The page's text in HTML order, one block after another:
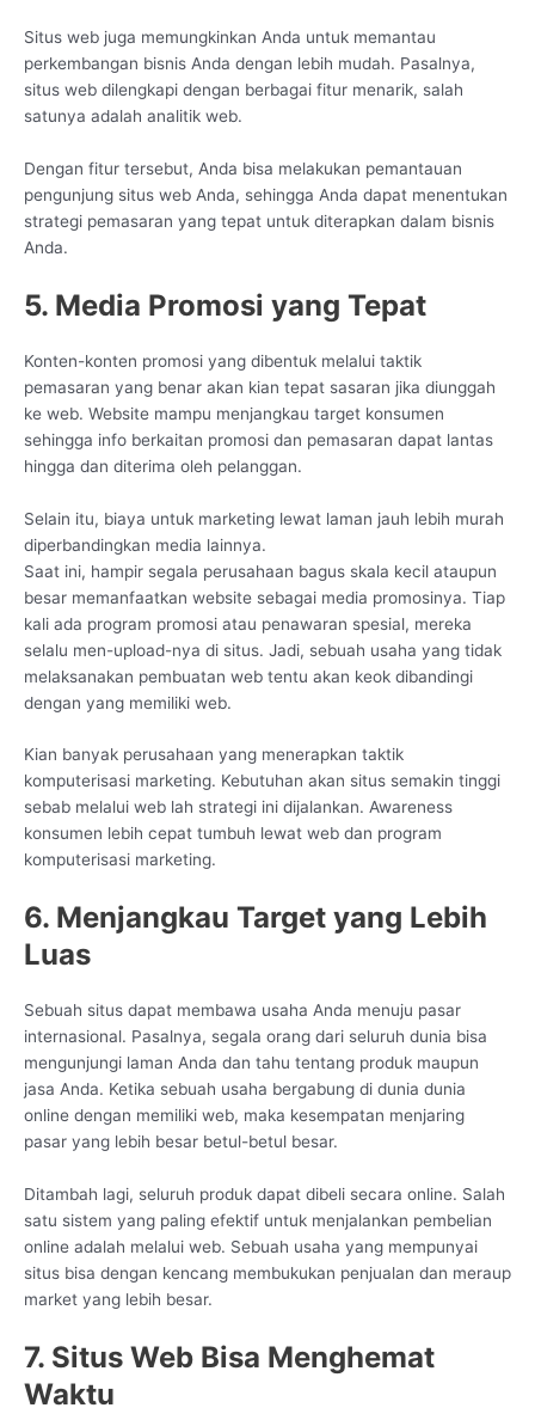
Situs web juga memungkinkan Anda untuk memantau
perkembangan bisnis Anda dengan lebih mudah. Pasalnya,
situs web dilengkapi dengan berbagai fitur menarik, salah
satunya adalah analitik web.
Dengan fitur tersebut, Anda bisa melakukan pemantauan
pengunjung situs web Anda, sehingga Anda dapat menentukan
strategi pemasaran yang tepat untuk diterapkan dalam bisnis
Anda.
5. Media Promosi yang Tepat
Konten-konten promosi yang dibentuk melalui taktik
pemasaran yang benar akan kian tepat sasaran jika diunggah
ke web. Website mampu menjangkau target konsumen
sehingga info berkaitan promosi dan pemasaran dapat lantas
hingga dan diterima oleh pelanggan.
Selain itu, biaya untuk marketing lewat laman jauh lebih murah
diperbandingkan media lainnya.
Saat ini, hampir segala perusahaan bagus skala kecil ataupun
besar memanfaatkan website sebagai media promosinya. Tiap
kali ada program promosi atau penawaran spesial, mereka
selalu men-upload-nya di situs. Jadi, sebuah usaha yang tidak
melaksanakan pembuatan web tentu akan keok dibandingi
dengan yang memiliki web.
Kian banyak perusahaan yang menerapkan taktik
komputerisasi marketing. Kebutuhan akan situs semakin tinggi
sebab melalui web lah strategi ini dijalankan. Awareness
konsumen lebih cepat tumbuh lewat web dan program
komputerisasi marketing.
6. Menjangkau Target yang Lebih
Luas
Sebuah situs dapat membawa usaha Anda menuju pasar
internasional. Pasalnya, segala orang dari seluruh dunia bisa
mengunjungi laman Anda dan tahu tentang produk maupun
jasa Anda. Ketika sebuah usaha bergabung di dunia dunia
online dengan memiliki web, maka kesempatan menjaring
pasar yang lebih besar betul-betul besar.
Ditambah lagi, seluruh produk dapat dibeli secara online. Salah
satu sistem yang paling efektif untuk menjalankan pembelian
online adalah melalui web. Sebuah usaha yang mempunyai
situs bisa dengan kencang membukukan penjualan dan meraup
market yang lebih besar.
7. Situs Web Bisa Menghemat
Waktu